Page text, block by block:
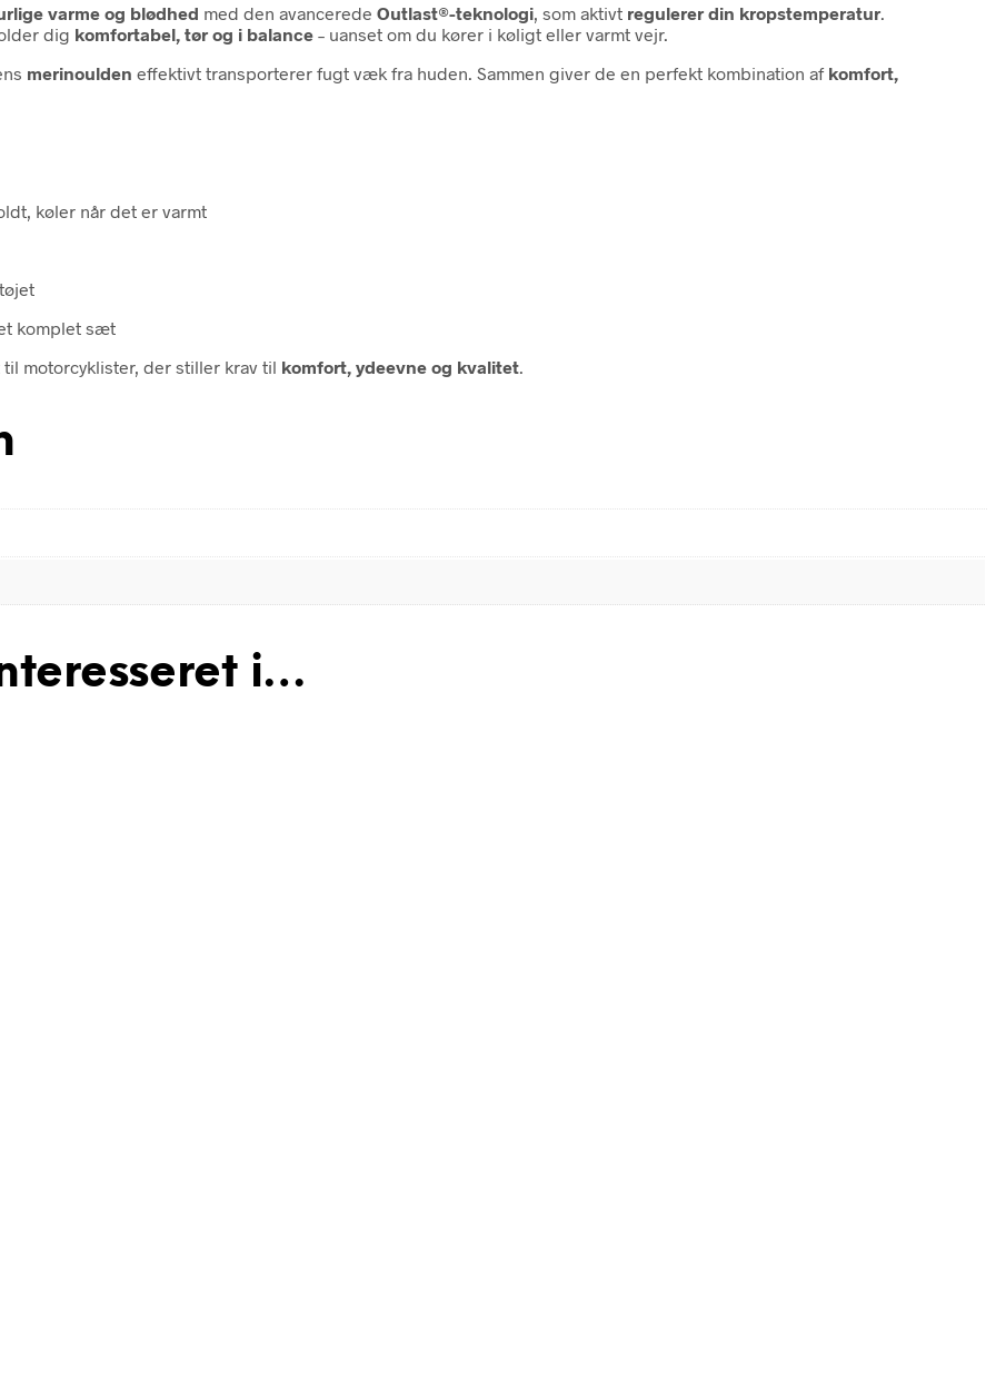
varme og blødhed med den avancerede Outlast®-teknologi , som aktivt regulerer din kropstemperatur
dig komfortabel, tør og i balance – uanset om du kører i køligt eller varmt vejr.
merinoulden effektivt transporterer fugt væk fra huden. Sammen giver de en perfekt kombination af komfort,
køler når det er varmt
komplet sæt
til motorcyklister, der stiller krav til komfort, ydeevne og kvalitet
i…